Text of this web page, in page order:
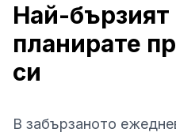
Най-бързият
планирате
си
В забързаното